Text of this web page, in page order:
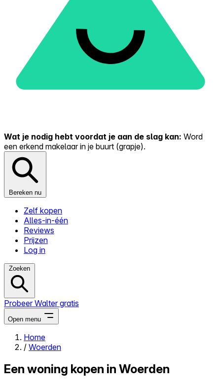
Wat je nodig hebt voordat je aan de slag kan: Word
een erkend makelaar in je buurt (grapje).
Bereken nu
Zelf kopen
Alles-in-één
Reviews
Prijzen
Log in
Zoeken
Probeer Walter gratis
Open menu
Close menu
Home
/ Woerden
Een woning kopen in Woerden